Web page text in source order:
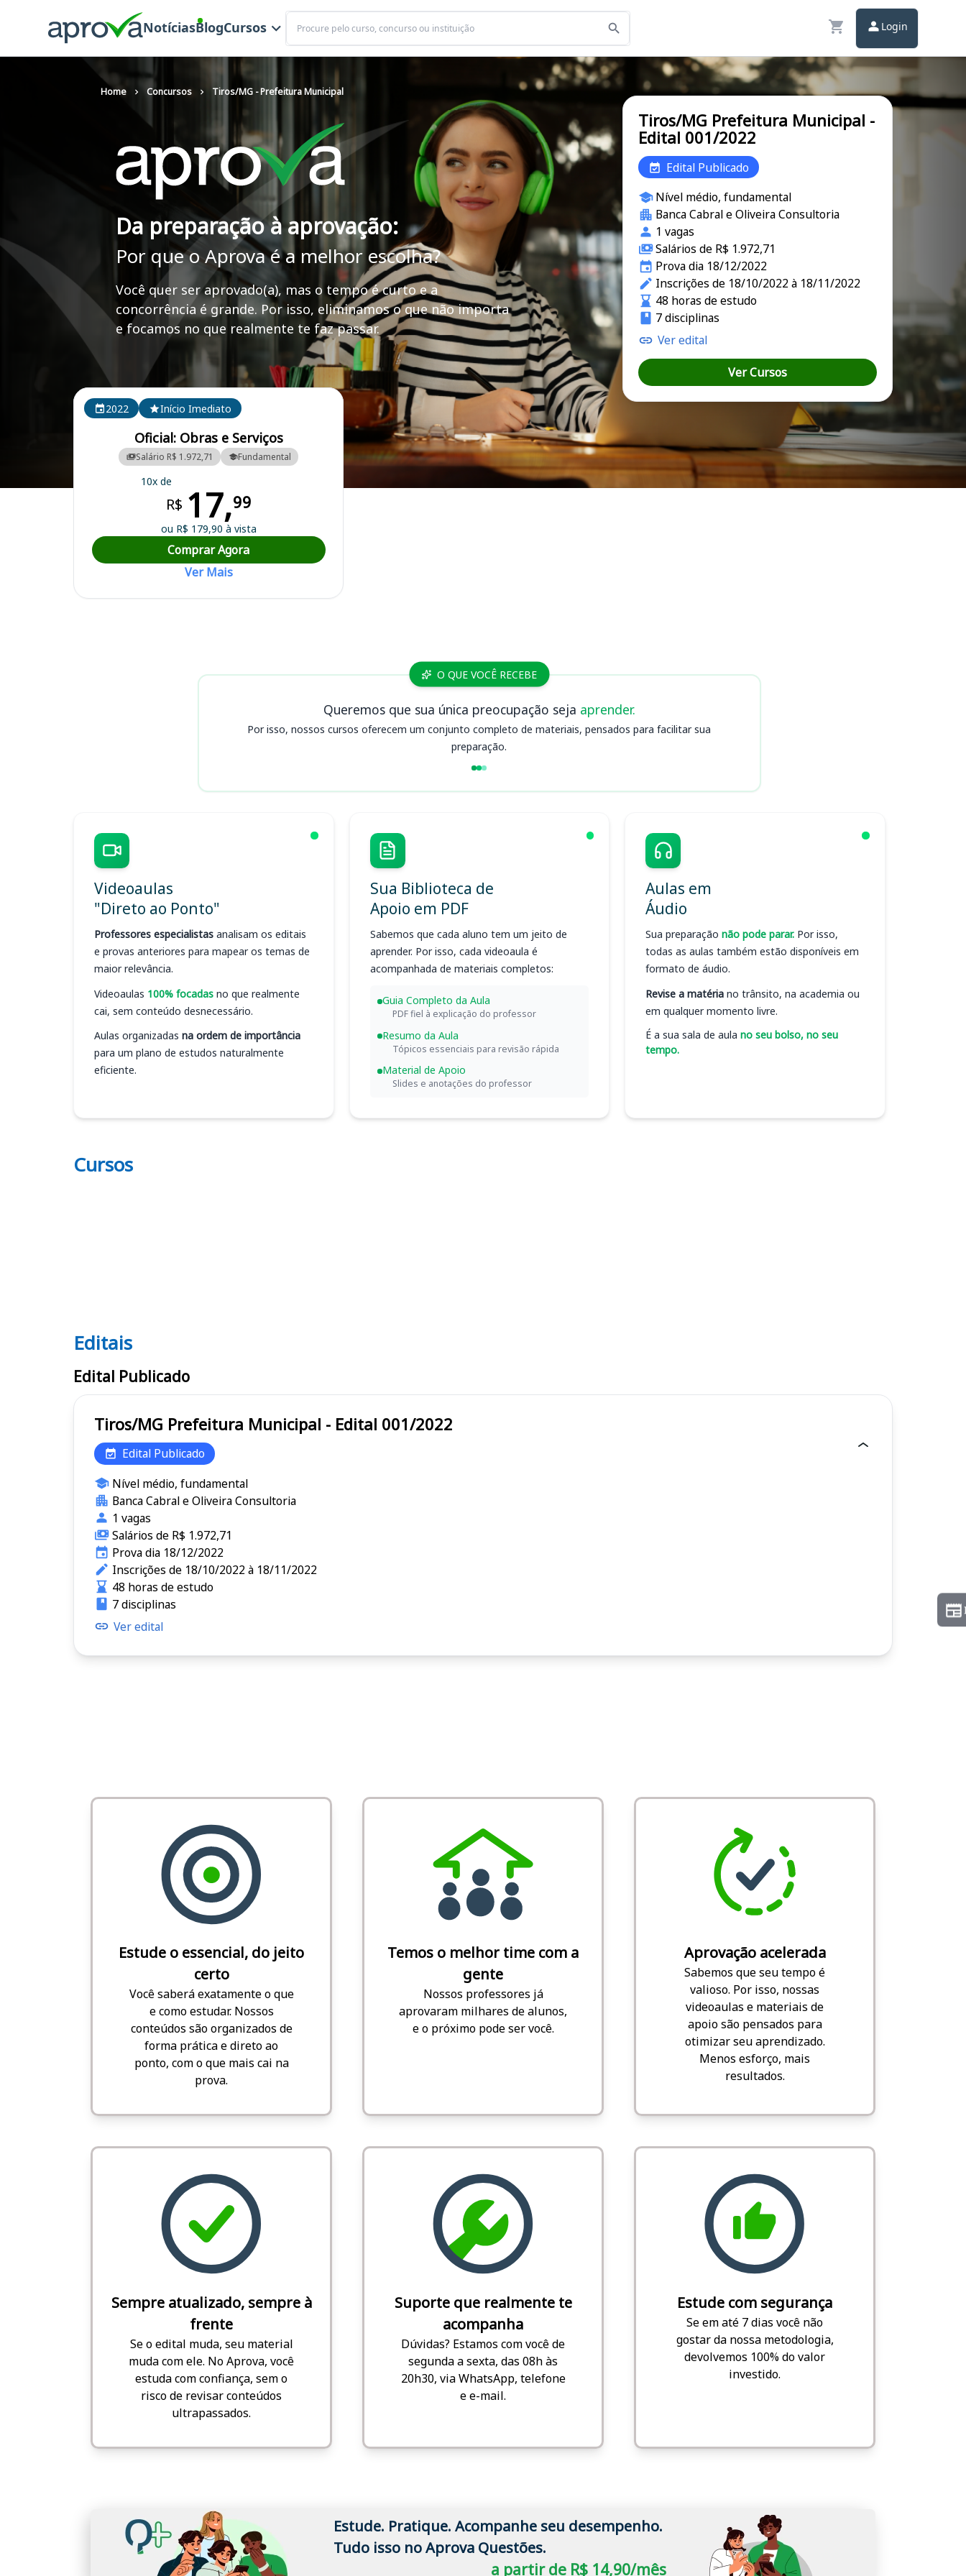
NotíciasBlogCursos
Buscar
Login
Home Concursos Tiros/MG - Prefeitura Municipal
Da preparação à aprovação:
Por que o Aprova é a melhor escolha?
Você quer ser aprovado(a), mas o tempo é curto e a
concorrência é grande. Por isso, eliminamos o que não importa
e focamos no que realmente te faz passar.
Curso Preparatório para o Concurso Tiros/MG - Prefeitura Municipal
Cursos em destaque para passar no concurso
2022
Início Imediato
Oficial: Obras e Serviços
Salário R$ 1.972,71 Fundamental
10x de
R$ 17,99
ou R$ 179,90 à vista
Comprar Agora
Ver Mais
Tiros/MG Prefeitura Municipal -
Edital 001/2022
Edital Publicado
Nível médio, fundamental
Banca Cabral e Oliveira Consultoria
1 vagas
Salários de R$ 1.972,71
Prova dia 18/12/2022
Inscrições de 18/10/2022 à 18/11/2022
48 horas de estudo
7 disciplinas
Ver edital
Ver Cursos
O QUE VOCÊ RECEBE
Queremos que sua única preocupação seja aprender.
Por isso, nossos cursos oferecem um conjunto completo de materiais, pensados para facilitar sua
preparação.
Videoaulas
"Direto ao Ponto"
Professores especialistas analisam os editais
e provas anteriores para mapear os temas de
maior relevância.
Videoaulas 100% focadas no que realmente
cai, sem conteúdo desnecessário.
Aulas organizadas na ordem de importância
para um plano de estudos naturalmente
eficiente.
Sua Biblioteca de
Apoio em PDF
Sabemos que cada aluno tem um jeito de
aprender. Por isso, cada videoaula é
acompanhada de materiais completos:
Guia Completo da Aula
PDF fiel à explicação do professor
Resumo da Aula
Tópicos essenciais para revisão rápida
Material de Apoio
Slides e anotações do professor
Aulas em
Áudio
Sua preparação não pode parar. Por isso,
todas as aulas também estão disponíveis em
formato de áudio.
Revise a matéria no trânsito, na academia ou
em qualquer momento livre.
É a sua sala de aula no seu bolso, no seu
tempo.
Cursos
Editais
Editais
Edital Publicado
Tiros/MG Prefeitura Municipal - Edital 001/2022
Edital Publicado
Nível médio, fundamental
Banca Cabral e Oliveira Consultoria
1 vagas
Salários de R$ 1.972,71
Prova dia 18/12/2022
Inscrições de 18/10/2022 à 18/11/2022
48 horas de estudo
7 disciplinas
Ver edital
Estude o essencial, do jeito
certo
Você saberá exatamente o que
e como estudar. Nossos
conteúdos são organizados de
forma prática e direto ao
ponto, com o que mais cai na
prova.
Temos o melhor time com a
gente
Nossos professores já
aprovaram milhares de alunos,
e o próximo pode ser você.
Aprovação acelerada
Sabemos que seu tempo é
valioso. Por isso, nossas
videoaulas e materiais de
apoio são pensados para
otimizar seu aprendizado.
Menos esforço, mais
resultados.
Sempre atualizado, sempre à
frente
Se o edital muda, seu material
muda com ele. No Aprova, você
estuda com confiança, sem o
risco de revisar conteúdos
ultrapassados.
Suporte que realmente te
acompanha
Dúvidas? Estamos com você de
segunda a sexta, das 08h às
20h30, via WhatsApp, telefone
e e-mail.
Estude com segurança
Se em até 7 dias você não
gostar da nossa metodologia,
devolvemos 100% do valor
investido.
Estude. Pratique. Acompanhe seu desempenho.
Tudo isso no Aprova Questões.
a partir de R$ 14,90/mês